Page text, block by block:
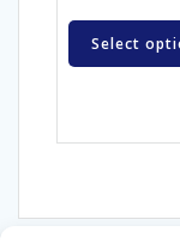
Select